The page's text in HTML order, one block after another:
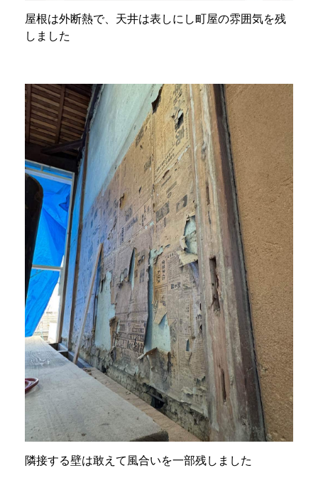
屋根は外断熱で、天井は表しにし町屋の雰囲気を残
しました
隣接する壁は敢えて風合いを一部残しました